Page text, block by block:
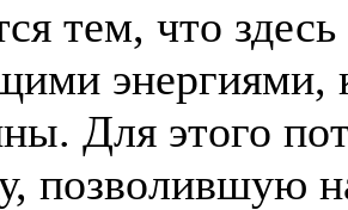
тем, что
Для этого
позволившую